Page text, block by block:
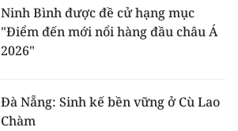
Ninh Bình được đề cử hạng mục
"Điểm đến mới nổi hàng đầu châu Á
2026"
Đà Nẵng: Sinh kế bền vững ở Cù Lao
Chàm